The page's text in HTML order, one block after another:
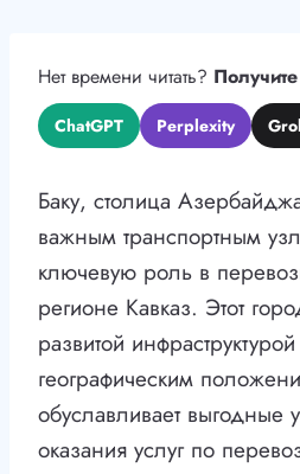
Нет времени читать?
ChatGPT Perplexity
Баку, столица
важным транспортным
ключевую роль в
регионе Кавказ. Этот
развитой
географическим
обуславливает выгодные
оказания услуг по